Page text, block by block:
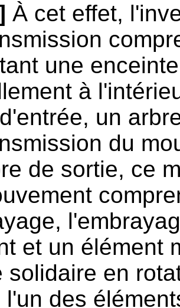
À cet effet,
une
à
un
du
de sortie, ce
et un élément
solidaire en
l'un des